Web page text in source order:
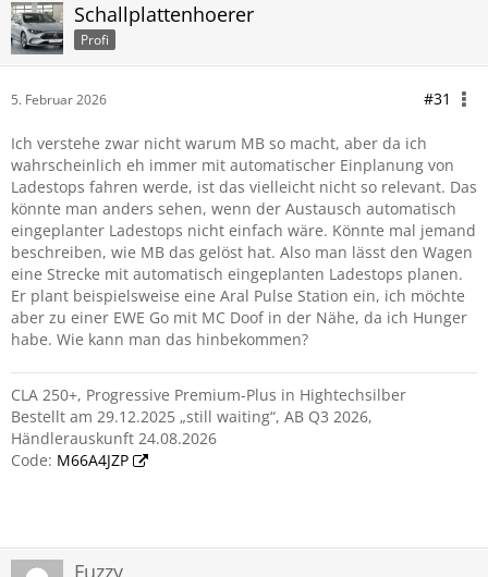
Schallplattenhoerer
Profi
5. Februar 2026 #31
Ich verstehe zwar nicht warum MB so macht, aber da ich
wahrscheinlich eh immer mit automatischer Einplanung von
Ladestops fahren werde, ist das vielleicht nicht so relevant. Das
könnte man anders sehen, wenn der Austausch automatisch
eingeplanter Ladestops nicht einfach wäre. Könnte mal jemand
beschreiben, wie MB das gelöst hat. Also man lässt den Wagen
eine Strecke mit automatisch eingeplanten Ladestops planen.
Er plant beispielsweise eine Aral Pulse Station ein, ich möchte
aber zu einer EWE Go mit MC Doof in der Nähe, da ich Hunger
habe. Wie kann man das hinbekommen?
CLA 250+, Progressive Premium-Plus in Hightechsilber
Bestellt am 29.12.2025 „still waiting“, AB Q3 2026,
Händlerauskunft 24.08.2026
Code: M66A4JZP
Fuzzy